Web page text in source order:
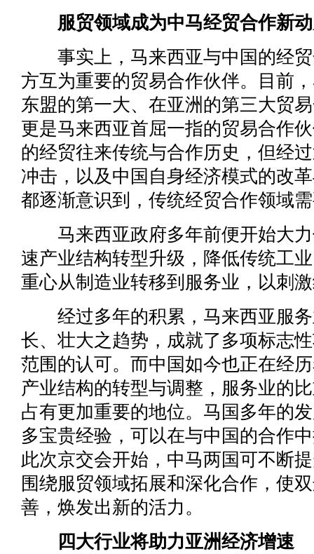
服贸领域成为中马经贸合作新
事实上，马来西亚与中国的经贸
方互为重要的贸易合作伙伴。目前
东盟的第一大、在亚洲的第三大贸
更是马来西亚首屈一指的贸易合作
的经贸往来传统与合作历史，但经
冲击，以及中国自身经济模式的改
都逐渐意识到，传统经贸合作领域
马来西亚政府多年前便开始大力
速产业结构转型升级，降低传统工
重心从制造业转移到服务业，以刺
经过多年的积累，马来西亚服务
长、壮大之趋势，成就了多项标志
范围的认可。而中国如今也正在经
产业结构的转型与调整，服务业的
占有更加重要的地位。马国多年的
多宝贵经验，可以在与中国的合作
此次京交会开始，中马两国可不断
围绕服贸领域拓展和深化合作，使
善，焕发出新的活力。
四大行业将助力亚洲经济增速